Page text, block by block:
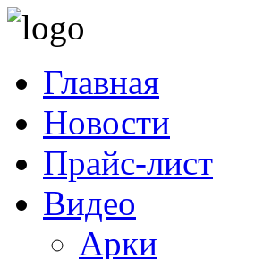
Главная
Новости
Прайс-лист
Видео
Арки